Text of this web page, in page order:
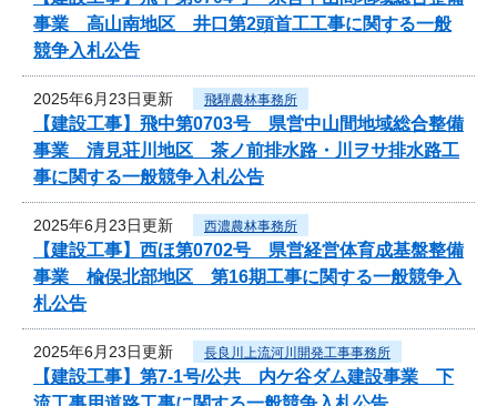
事業 高山南地区 井口第2頭首工工事に関する一般
競争入札公告
2025年6月23日更新 飛騨農林事務所
【建設工事】飛中第0703号 県営中山間地域総合整備
事業 清見荘川地区 茶ノ前排水路・川ヲサ排水路工
事に関する一般競争入札公告
2025年6月23日更新 西濃農林事務所
【建設工事】西ほ第0702号 県営経営体育成基盤整備
事業 楡俣北部地区 第16期工事に関する一般競争入
札公告
2025年6月23日更新 長良川上流河川開発工事事務所
【建設工事】第7-1号/公共 内ケ谷ダム建設事業 下